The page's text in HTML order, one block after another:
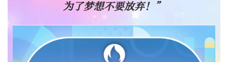
为了梦想不要放弃！”